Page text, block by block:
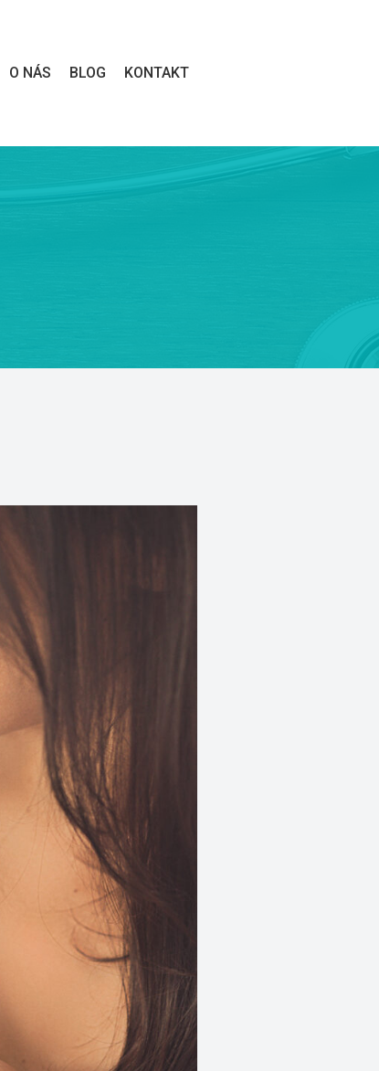
O NÁS BLOG KONTAKT